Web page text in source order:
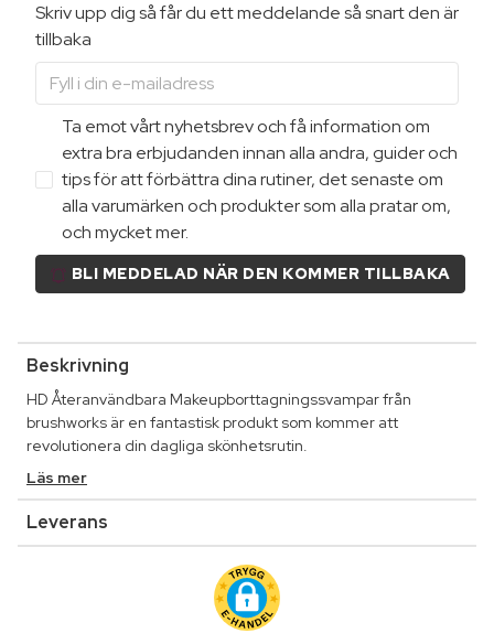
Skriv upp dig så får du ett meddelande så snart den är
tillbaka
Ta emot vårt nyhetsbrev och få information om
extra bra erbjudanden innan alla andra, guider och
tips för att förbättra dina rutiner, det senaste om
alla varumärken och produkter som alla pratar om,
och mycket mer.
BLI MEDDELAD NÄR DEN KOMMER TILLBAKA
Beskrivning
HD Återanvändbara Makeupborttagningssvampar från
brushworks är en fantastisk produkt som kommer att
revolutionera din dagliga skönhetsrutin.
Läs mer
Leverans